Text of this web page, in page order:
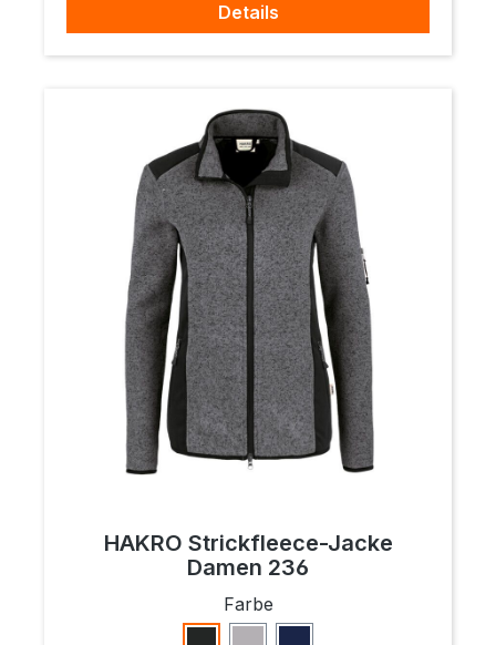
Details
HAKRO Strickfleece-Jacke
Damen 236
Farbeauswählen